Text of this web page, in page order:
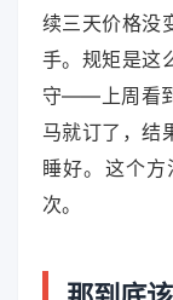
续三天价格没
手。规矩是这
守——上周看
马就订了，结
睡好。这个
次。